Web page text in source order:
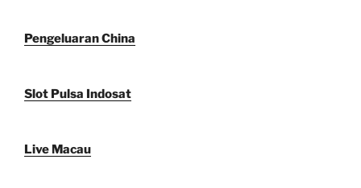
Pengeluaran China
Slot Pulsa Indosat
Live Macau